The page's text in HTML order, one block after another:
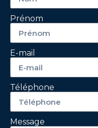
Prénom
E-mail
Téléphone
Message